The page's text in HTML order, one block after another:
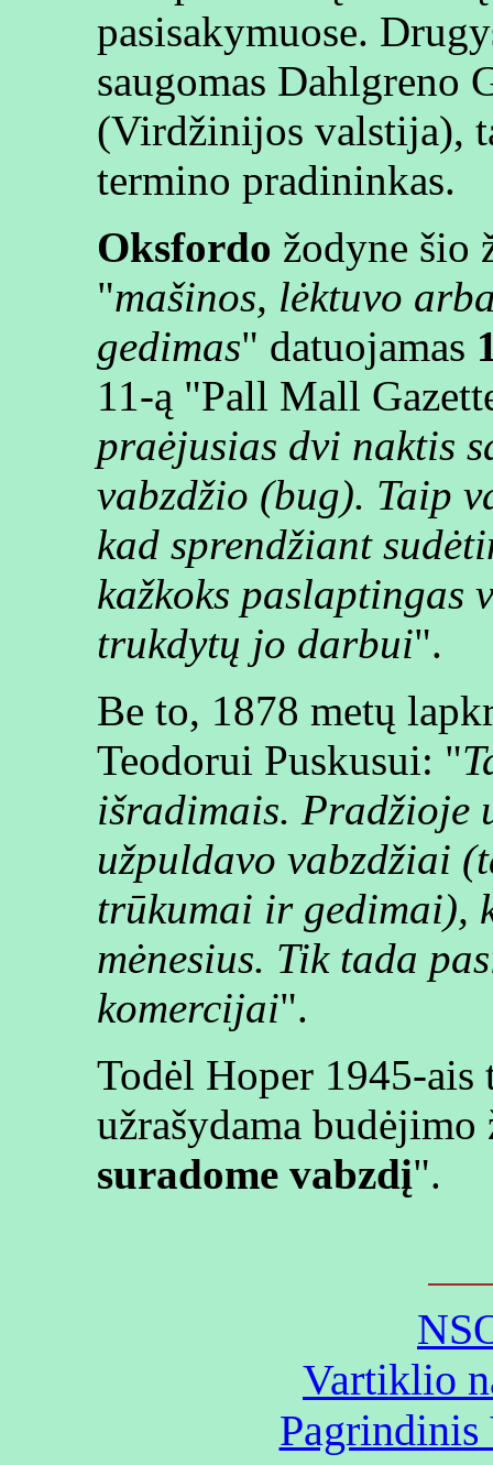
pasisakymuose.
saugomas Dahlgreno
(Virdžinijos valstija),
termino pradininkas.
Oksfordo žodyne šio
"mašinos, lėktuvo
gedimas" datuojamas
11-ą "Pall Mall
praėjusias dvi naktis
vabzdžio (bug). Taip
kad sprendžiant
kažkoks
trukdytų jo darbui".
Be to, 1878 metų
Teodorui Puskusui: "
išradimais. Pradžioje
užpuldavo vabzdžiai
trūkumai ir gedimai),
mėnesius. Tik tada
komercijai".
Todėl Hoper 1945-
užrašydama
suradome vabzdį".
Vartiklio